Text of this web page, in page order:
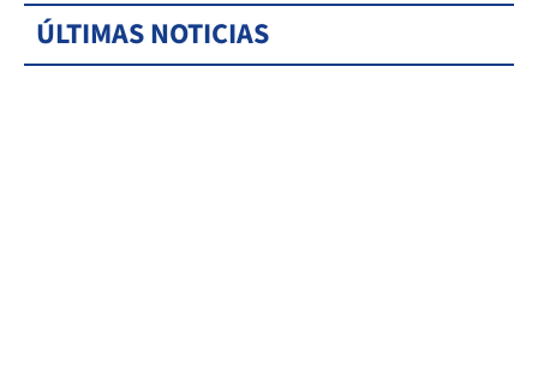
ÚLTIMAS NOTICIAS